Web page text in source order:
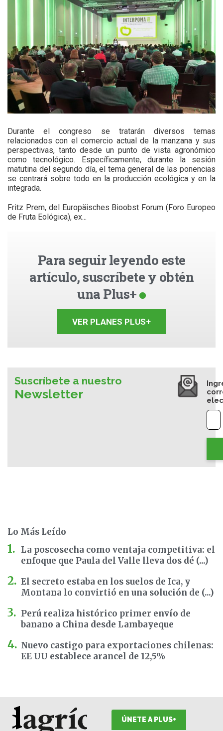
Durante el congreso se tratarán diversos temas
relacionados con el comercio actual de la manzana y sus
perspectivas, tanto desde un punto de vista agronómico
como tecnológico. Específicamente, durante la sesión
matutina del segundo día, el tema general de las ponencias
se centrará sobre todo en la producción ecológica y en la
integrada.
Fritz Prem, del Europäisches Bioobst Forum (Foro Europeo
de Fruta Eológica), ex...
Para seguir leyendo este
artículo, suscríbete y obtén
una Plus+
VER PLANES PLUS+
Suscríbete a nuestro
Newsletter
Lo Más Leído
La poscosecha como ventaja competitiva: el
enfoque que Paula del Valle lleva dos dé (...)
El secreto estaba en los suelos de Ica, y
Montana lo convirtió en una solución de (...)
Perú realiza histórico primer envío de
banano a China desde Lambayeque
Nuevo castigo para exportaciones chilenas:
EE UU establece arancel de 12,5%
ÚNETE A PLUS+